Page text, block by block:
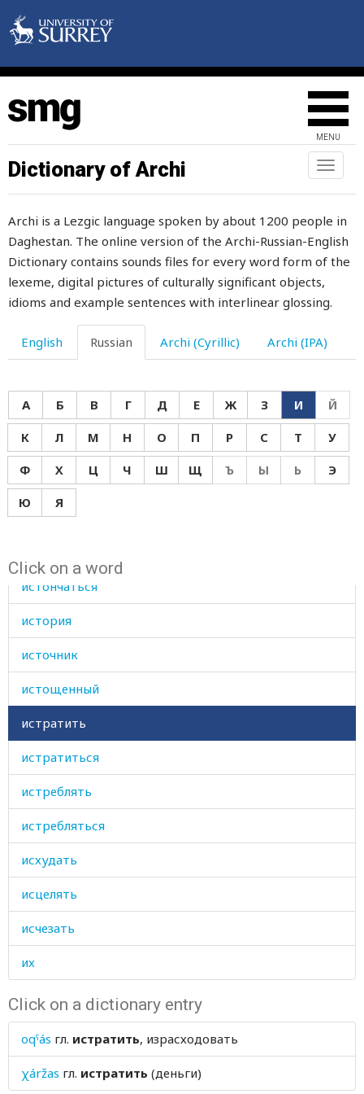
MENU
Toggle
Dictionary of Archi
Archi is a Lezgic language spoken by about 1200 people in
Daghestan. The online version of the Archi-Russian-English
Dictionary contains sounds files for every word form of the
lexeme, digital pictures of culturally significant objects,
idioms and example sentences with interlinear glossing.
English Russian Archi (Cyrillic) Archi (IPA)
А Б В Г Д Е Ж З И
Й
К
Л М Н О П Р С Т
У
Ф
Х Ц Ч Ш Щ Ъ Ы Ь
Э
Ю
Я
Click on a word
интриги
искать
ископаемое
искоренять
искривлять
ислам
испаряться
испорченный
испражнение
испражняться
испугаться
испытывать
истончаться
история
источник
истощенный
истратить
истратиться
истреблять
истребляться
исхудать
исцелять
исчезать
их
Click on a dictionary entry
oqˤás гл. истратить, израсходовать
χáržas гл. истратить (деньги)